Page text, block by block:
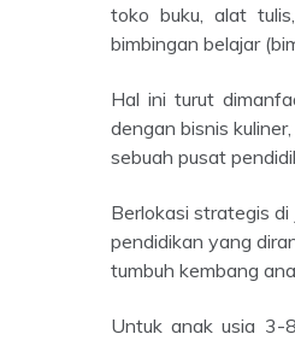
toko buku, alat
bimbingan belajar
Hal ini turut dimanfaatkan oleh Annisa Sabilidina, seorang entrepreneur muda asal Bengkulu. Setelah sukses
dengan bisnis
sebuah pusat
Berlokasi strategis di Jalan Dempo Raya, Sawah Lebar, Kota Bengkulu, KinderCyl menawarkan beragam program
pendidikan yang
tumbuh kembang
Untuk anak usia 3-8 tahun, KinderCyl menghadirkan program Calistung (Baca, Tulis, Hitung), yang bertujuan